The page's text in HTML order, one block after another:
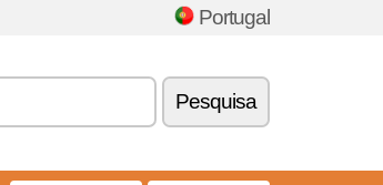
Portugal
Pesquisa